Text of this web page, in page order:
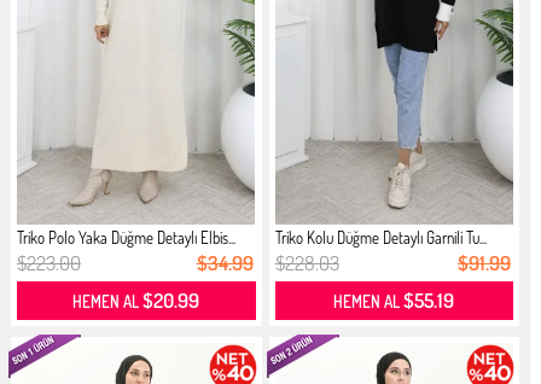
Triko Polo Yaka Düğme Detaylı Elbis...
$223.00 $34.99
HEMEN AL$20.99
Triko Kolu Düğme Detaylı Garnili Tu...
$228.03 $91.99
HEMEN AL$55.19